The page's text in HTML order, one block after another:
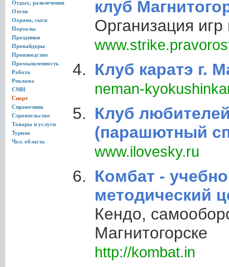
Отдых, развлечения
Отели
Охрана, сыск
Порталы
Праздники
Провайдеры
Производство
Промышленность
Работа
Реклама
СМИ
Спорт
Справочник
Строительство
Товары и услуги
Туризм
Чел. область
клуб
Организация игр
Клуб каратэ г.
neman-
Клуб
(парашютный
www.ilovesky.ru
Комбат - учебно
методический
Кендо,
Магнитогорске
http://kombat.in